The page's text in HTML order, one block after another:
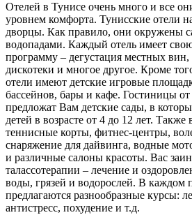
Отелей в Тунисе очень много и все
уровнем комфорта. Тунисские отели
дворцы. Как правило, они окружены
водопадами. Каждый отель имеет
программу – дегустация местных
дискотеки и многое другое. Кроме
отели имеют детские игровые
бассейнов, бары и кафе. Гостиницы от
предложат Вам детские сады, в
детей в возрасте от 4 до 12 лет.
теннисные корты, фитнес-центры,
снаряжение для дайвинга, водные
и различные салоны красоты. Вас
талассотерапии – лечение и
воды, грязей и водорослей. В каждом
предлагаются разнообразные курсы:
антистресс, похудение и т.д.